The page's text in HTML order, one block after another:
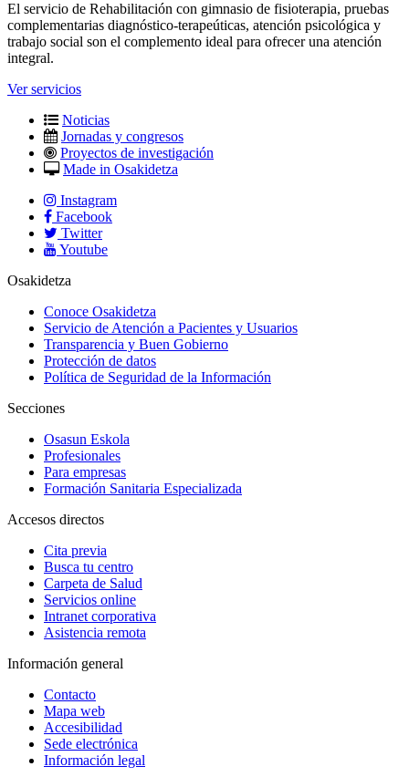
El servicio de Rehabilitación con gimnasio de fisioterapia, pruebas
complementarias diagnóstico-terapeúticas, atención psicológica y
trabajo social son el complemento ideal para ofrecer una atención
integral.
Ver servicios
Noticias
Jornadas y congresos
Proyectos de investigación
Made in Osakidetza
Instagram
Facebook
Twitter
Youtube
Osakidetza
Conoce Osakidetza
Servicio de Atención a Pacientes y Usuarios
Transparencia y Buen Gobierno
Protección de datos
Política de Seguridad de la Información
Secciones
Osasun Eskola
Profesionales
Para empresas
Formación Sanitaria Especializada
Accesos directos
Cita previa
Busca tu centro
Carpeta de Salud
Servicios online
Intranet corporativa
Asistencia remota
Información general
Contacto
Mapa web
Accesibilidad
Sede electrónica
Información legal